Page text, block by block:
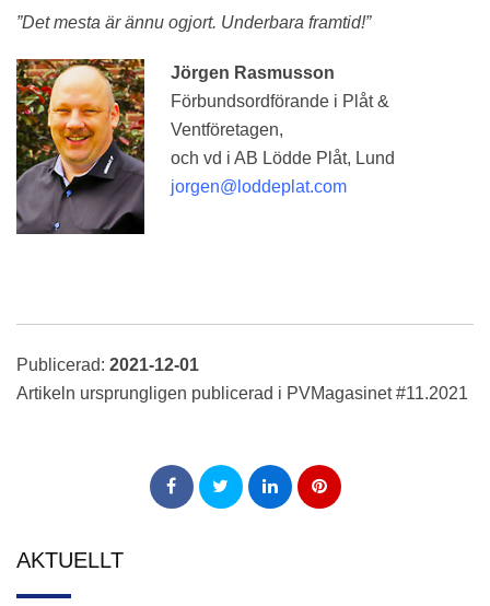
”Det mesta är ännu ogjort. Underbara framtid!”
Jörgen Rasmusson
Förbundsordförande i Plåt &
Ventföretagen,
och vd i AB Lödde Plåt, Lund
jorgen@loddeplat.com
Publicerad: 2021-12-01
Artikeln ursprungligen publicerad i PVMagasinet #11.2021
AKTUELLT